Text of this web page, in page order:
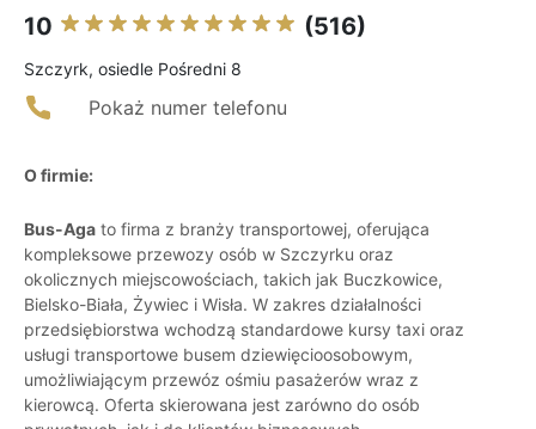
10 (516)
Szczyrk, osiedle Pośredni 8
Pokaż numer telefonu
O firmie:
Bus-Aga to firma z branży transportowej, oferująca
kompleksowe przewozy osób w Szczyrku oraz
okolicznych miejscowościach, takich jak Buczkowice,
Bielsko-Biała, Żywiec i Wisła. W zakres działalności
przedsiębiorstwa wchodzą standardowe kursy taxi oraz
usługi transportowe busem dziewięcioosobowym,
umożliwiającym przewóz ośmiu pasażerów wraz z
kierowcą. Oferta skierowana jest zarówno do osób